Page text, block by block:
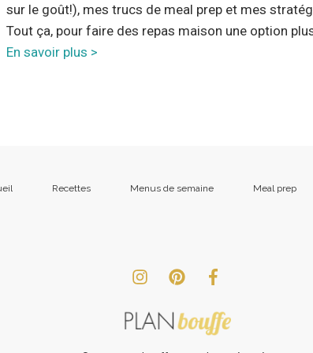
sur le goût!), mes trucs de meal prep et mes
Tout ça, pour faire des repas maison une option
En savoir plus >
Recettes Menus de semaine Meal prep